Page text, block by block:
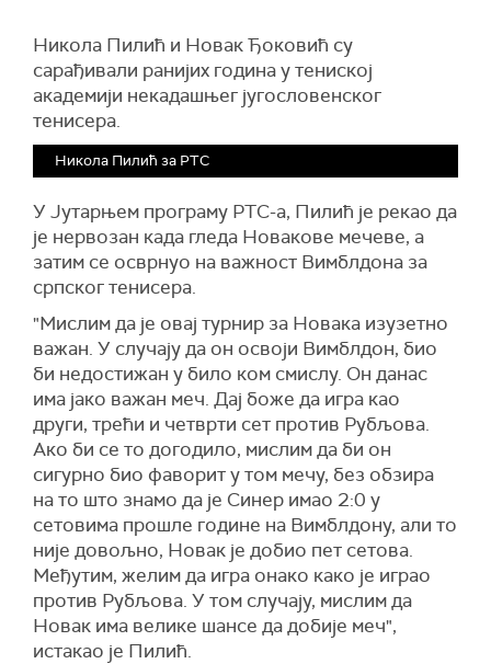
Никола Пилић и Новак Ђоковић су
сарађивали ранијих година у тениској
академији некадашњег југословенског
тенисера.
Никола Пилић за РТС
У Јутарњем програму РТС-а, Пилић је рекао да
је нервозан када гледа Новакове мечеве, а
затим се осврнуо на важност Вимблдона за
српског тенисера.
"Мислим да је овај турнир за Новака изузетно
важан. У случају да он освоји Вимблдон, био
би недостижан у било ком смислу. Он данас
има јако важан меч. Дај боже да игра као
други, трећи и четврти сет против Рубљова.
Ако би се то догодило, мислим да би он
сигурно био фаворит у том мечу, без обзира
на то што знамо да је Синер имао 2:0 у
сетовима прошле године на Вимблдону, али то
није довољно, Новак је добио пет сетова.
Међутим, желим да игра онако како је играо
против Рубљова. У том случају, мислим да
Новак има велике шансе да добије меч",
истакао је Пилић.